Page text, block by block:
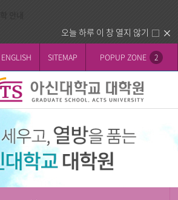
오늘 하루 이 창 열지 않기
ENGLISH SITEMAP POPUP ZONE 2